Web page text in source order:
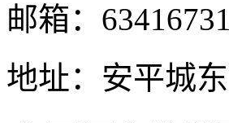
邮箱：
地址：安平城